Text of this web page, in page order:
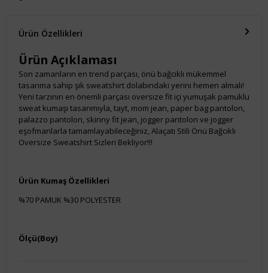
Ürün Özellikleri
Ürün Açıklaması
Son zamanların en trend parçası, önü bağcıklı mükemmel
tasarıma sahip şık sweatshirt dolabındaki yerini hemen almalı!
Yeni tarzının en önemli parçası oversize fit içi yumuşak pamuklu
sweat kumaşı tasarımıyla, tayt, mom jean, paper bag pantolon,
palazzo pantolon, skinny fit jean, jogger pantolon ve jogger
eşofmanlarla tamamlayabileceğiniz, Alaçatı Stili Önü Bağcıklı
Oversize Sweatshirt Sizleri Bekliyor!!!
Ürün Kumaş Özellikleri
%70 PAMUK %30 POLYESTER
Ölçü(Boy)